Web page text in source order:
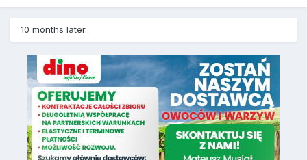
10 months later...